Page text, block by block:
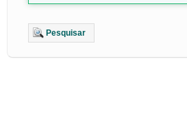
Pesquisar